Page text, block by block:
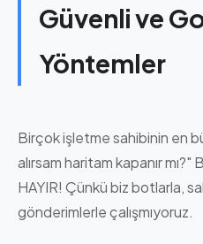
Güvenli ve
Yöntemler
Birçok işletme sahibinin en
alırsam haritam kapanır
HAYIR! Çünkü biz botlarla,
gönderimlerle çalışmıyoruz.